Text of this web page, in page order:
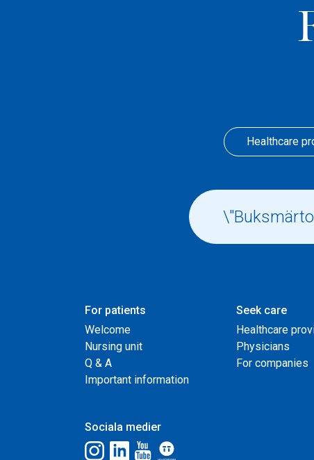
Healthcare
For patients
Welcome
Nursing unit
Q & A
Important information
Seek care
Healthcare
Physicians
For companies
Sociala medier